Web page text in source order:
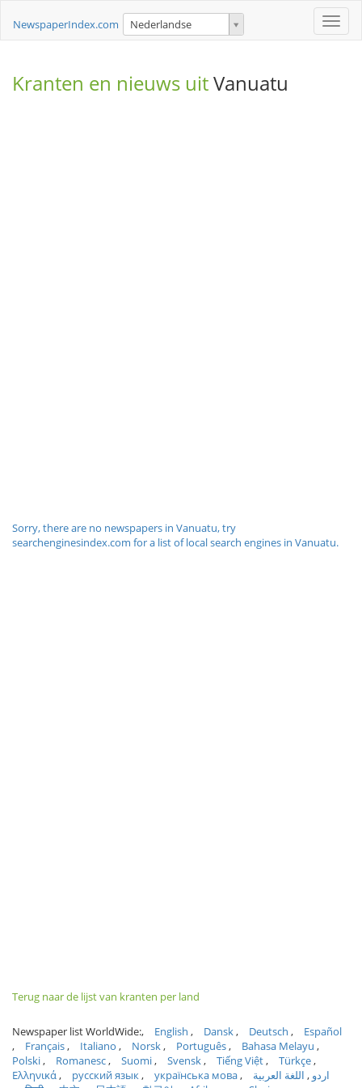
Toggle
NewspaperIndex.com Nederlandse
Kranten en nieuws uitVanuatu
Sorry, there are no newspapers in Vanuatu, try
searchenginesindex.com for a list of local search engines in Vanuatu.
Terug naar de lijst van kranten per land
Newspaper list WorldWide: English Dansk Deutsch
Español
Français
Italiano Norsk Português
Bahasa Melayu
Polski
Romanesc Suomi Svensk Tiếng Việt
Türkçe
Ελληνικά
русский язык українська мова اردو
اللغة العربية